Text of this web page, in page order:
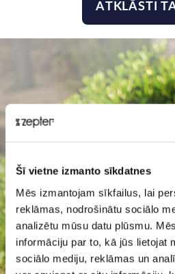
Šī vietne izmanto sīkdatnes
Mēs izmantojam sīkfailus, lai
reklāmas, nodrošinātu sociālo
analizētu mūsu datu plūsmu.
informāciju par to, kā jūs lietojat
sociālo mediju, reklāmas un
ATKLĀSTI